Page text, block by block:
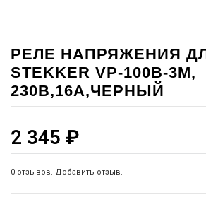
РЕЛЕ НАПРЯЖЕНИЯ
STEKKER VP-100B-3M,
230В,16A,ЧЕРНЫЙ
2 345 ₽
0 отзывов. Добавить отзыв.